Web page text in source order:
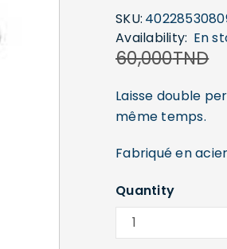
SKU:
Availability: En
60,000TND
Laisse double
même temps.
Fabriqué en
Quantity